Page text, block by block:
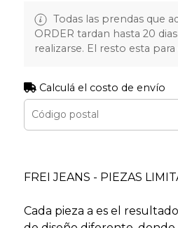
Todas las prendas que
ORDER tardan hasta 20
realizarse. El resto esta
Calculá el costo de envío
FREI JEANS - PIEZAS
Cada pieza a es el